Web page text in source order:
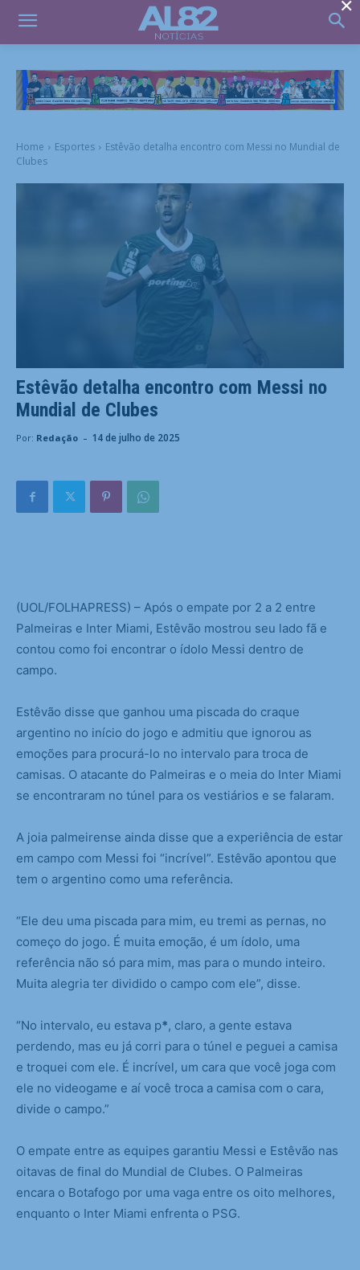
Home Esportes
Estêvão detalha encontro com Messi no Mundial de
Clubes
Estêvão detalha encontro com Messi no
Mundial de Clubes
Por: Redação - 14 de julho de 2025
(UOL/FOLHAPRESS) – Após o empate por 2 a 2 entre
Palmeiras e Inter Miami, Estêvão mostrou seu lado fã e
contou como foi encontrar o ídolo Messi dentro de
campo.
Estêvão disse que ganhou uma piscada do craque
argentino no início do jogo e admitiu que ignorou as
emoções para procurá-lo no intervalo para troca de
camisas. O atacante do Palmeiras e o meia do Inter Miami
se encontraram no túnel para os vestiários e se falaram.
A joia palmeirense ainda disse que a experiência de estar
em campo com Messi foi “incrível”. Estêvão apontou que
tem o argentino como uma referência.
“Ele deu uma piscada para mim, eu tremi as pernas, no
começo do jogo. É muita emoção, é um ídolo, uma
referência não só para mim, mas para o mundo inteiro.
Muita alegria ter dividido o campo com ele”, disse.
“No intervalo, eu estava p*, claro, a gente estava
perdendo, mas eu já corri para o túnel e peguei a camisa
e troquei com ele. É incrível, um cara que você joga com
ele no videogame e aí você troca a camisa com o cara,
divide o campo.”
O empate entre as equipes garantiu Messi e Estêvão nas
oitavas de final do Mundial de Clubes. O Palmeiras
encara o Botafogo por uma vaga entre os oito melhores,
enquanto o Inter Miami enfrenta o PSG.